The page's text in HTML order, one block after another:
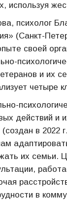
используя
психолог
(Санкт-
своей
и их
четыре
действий и
в 2022
их семьи.
в